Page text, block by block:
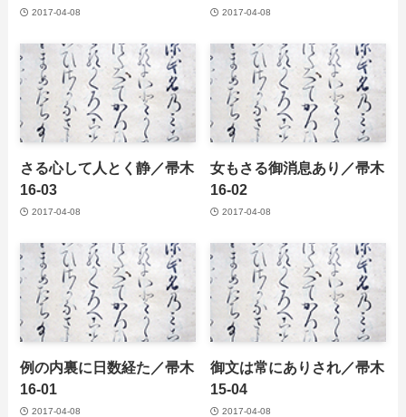
2017-04-08 2017-04-08
さる心して人とく静／帚木
16-03
2017-04-08
女もさる御消息あり／帚木
16-02
2017-04-08
例の内裏に日数経た／帚木
16-01
2017-04-08
御文は常にありされ／帚木
15-04
2017-04-08